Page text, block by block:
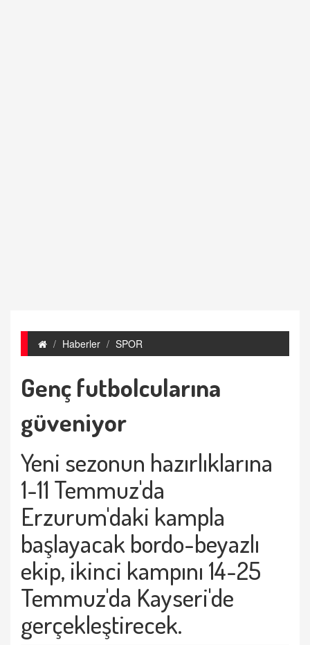
Haberler SPOR
Genç futbolcularına
güveniyor
Yeni sezonun hazırlıklarına
1-11 Temmuz'da
Erzurum'daki kampla
başlayacak bordo-beyazlı
ekip, ikinci kampını 14-25
Temmuz'da Kayseri'de
gerçekleştirecek.